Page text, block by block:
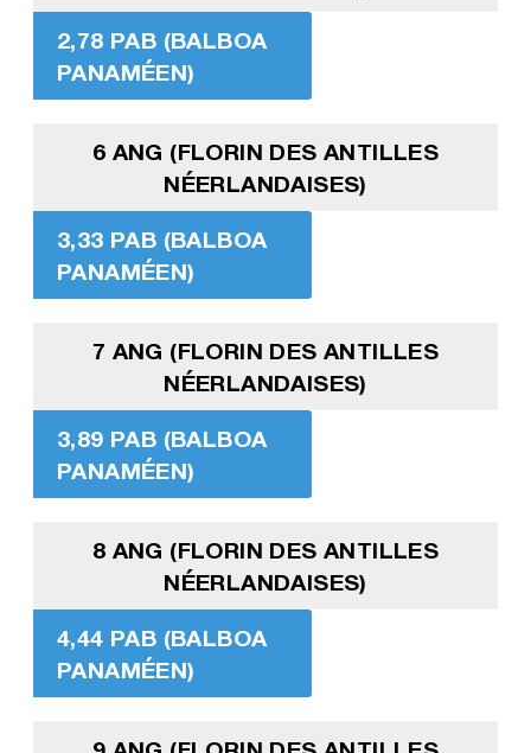
2,78 PAB (BALBOA
PANAMÉEN)
6 ANG (FLORIN DES ANTILLES
NÉERLANDAISES)
3,33 PAB (BALBOA
PANAMÉEN)
7 ANG (FLORIN DES ANTILLES
NÉERLANDAISES)
3,89 PAB (BALBOA
PANAMÉEN)
8 ANG (FLORIN DES ANTILLES
NÉERLANDAISES)
4,44 PAB (BALBOA
PANAMÉEN)